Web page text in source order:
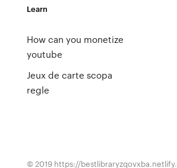
Learn
How can you monetize
youtube
Jeux de carte scopa
regle
© 2019 https://